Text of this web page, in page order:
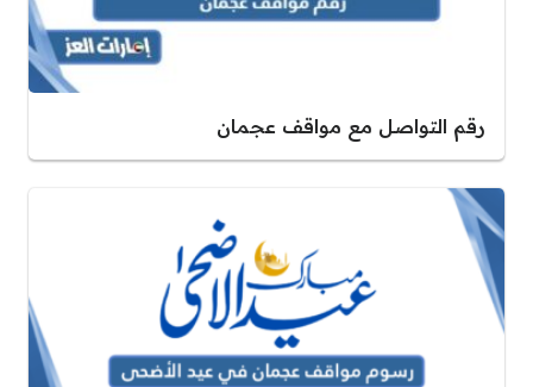
رقم التواصل مع مواقف عجمان